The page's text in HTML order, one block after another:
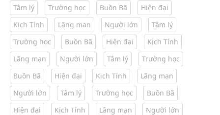
Tâm lý
Trường học Buồn Bã
Hiện đại
Kịch Tính
Lãng mạn Người lớn
Tâm lý
Trường học
Buồn Bã Hiện đại
Kịch Tính
Lãng mạn
Người lớn Tâm lý
Trường học
Buồn Bã
Hiện đại Kịch Tính
Lãng mạn
Người lớn
Tâm lý Trường học
Buồn Bã
Hiện đại
Kịch Tính Lãng mạn
Người lớn